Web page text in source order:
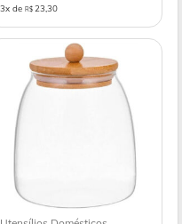
3x de R$ 23,30